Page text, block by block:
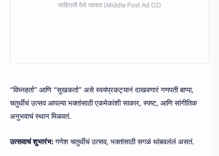
“विघ्नहर्ता” आणि “सुखकर्ता” असे स्वयंप्रकट्यानं दाखवणारं गणपती बाप्पा,
चतुर्थीचं उत्सव आपल्या भक्तांसाठी एकमेकांशी साकार, स्पष्ट, आणि सांगीतिक
अनुभवाचं स्थान मिळवतं.
उत्सवाचं शुभारंभ:गणेश चतुर्थीचं उत्सव, भक्तांसाठी सगळं थांबवलंलं असतं.